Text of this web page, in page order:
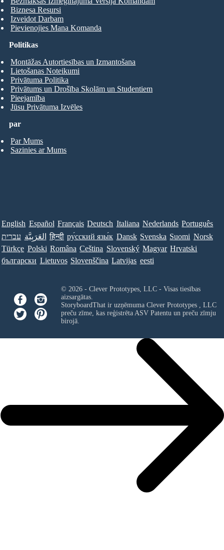
Biznesa Resursi
Izveidot Darbam
Pievienojies Mana Komanda
par
Par Mums
Sazinies ar Mums
Politikas
Montāžas Autortiesības un Izmantošana
Lietošanas Noteikumi
Privātuma Politika
Privātums un Drošība Skolām un Studentiem
Pieejamība
Jūsu Privātuma Izvēles
English Español Français Deutsch Italiana Nederlands Português
עברית العَرَبِيَّة हिन्दी ру́сский язы́к Dansk Svenska Suomi Norsk
Türkçe Polski Româna Ceština Slovenský Magyar Hrvatski
български Lietuvos Slovenščina Latvijas eesti
© 2026 - Clever Prototypes, LLC - Visas tiesības
aizsargātas.
StoryboardThat ir uzņēmuma Clever Prototypes , LLC
preču zīme, kas reģistrēta ASV Patentu un preču zīmju
birojā.